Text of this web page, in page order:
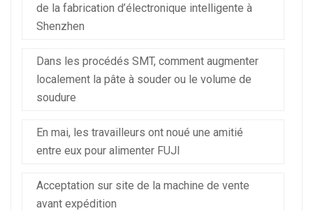
de la fabrication d’électronique intelligente à
Shenzhen
Dans les procédés SMT, comment augmenter
localement la pâte à souder ou le volume de
soudure
En mai, les travailleurs ont noué une amitié
entre eux pour alimenter FUJI
Acceptation sur site de la machine de vente
avant expédition